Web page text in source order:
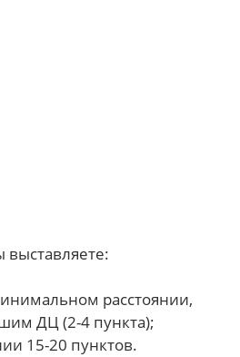
выставляете:
расстоянии,
ДЦ (2-4 пункта);
15-20 пунктов.